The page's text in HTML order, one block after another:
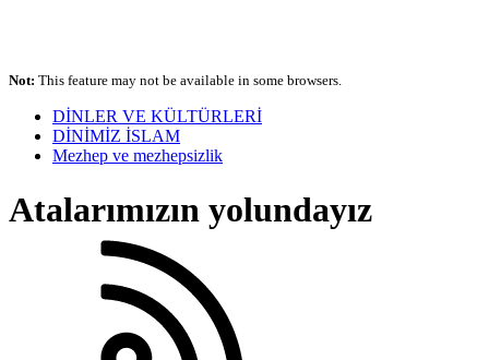
Not: This feature may not be available in some browsers.
DİNLER VE KÜLTÜRLERİ
DİNİMİZ İSLAM
Mezhep ve mezhepsizlik
Atalarımızın yolundayız